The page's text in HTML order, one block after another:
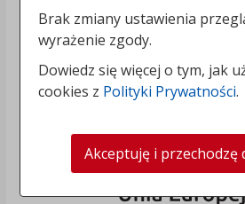
Brak zmiany ustawienia
wyrażenie zgody.
Dowiedz się więcej o tym, jak
cookies z Polityki Prywatności.
Akceptuję i przechodzę